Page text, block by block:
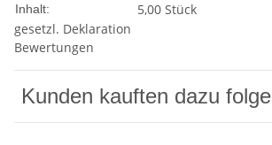
Inhalt:
5,00 Stück
gesetzl. Deklaration
Bewertungen
Kunden kauften dazu